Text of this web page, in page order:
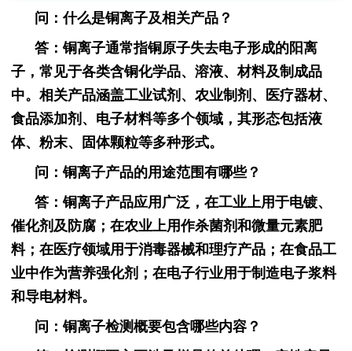
问：什么是铜离子及相关产品？
答：铜离子通常指铜原子失去电子形成的阳离
子，常见于各类含铜化学品、溶液、材料及制成品
中。相关产品涵盖工业试剂、农业制剂、医疗器材、
食品添加剂、电子材料等多个领域，其形态包括液
体、粉末、固体颗粒等多种形式。
问：铜离子产品的用途范围有哪些？
答：铜离子产品应用广泛，在工业上用于电镀、
催化剂及防腐；在农业上用作杀菌剂和微量元素肥
料；在医疗领域用于消毒器械和理疗产品；在食品工
业中作为营养强化剂；在电子行业用于制造电子浆料
和导电材料。
问：铜离子检测概要包含哪些内容？